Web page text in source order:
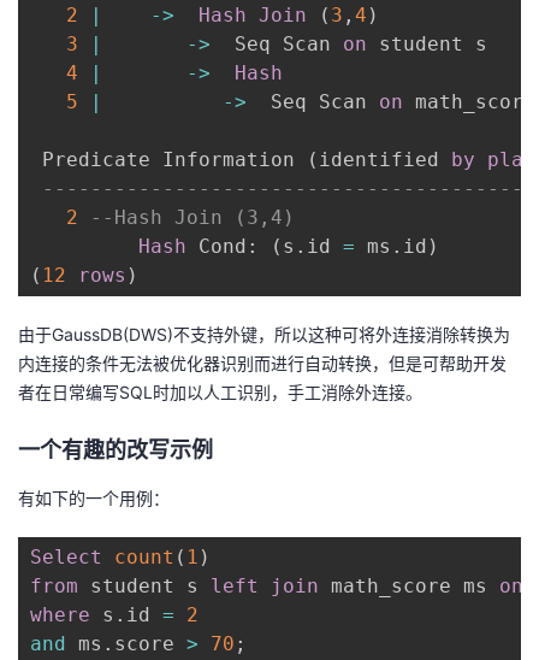
2
| -> Hash Join ( 3 , 4 )
3
| ->
  Seq Scan
on
4
| ->
Hash
5
| ->
  Seq Scan
on
Predicate Information ( identified by plan
2
--Hash Join (3,4)
Hash Cond: ( s . id = ms . id )
( 12 rows )
由于GaussDB(DWS)不支持外键，所以这种可将外连接消除转换为
内连接的条件无法被优化器识别而进行自动转换，但是可帮助开发
者在日常编写SQL时加以人工识别，手工消除外连接。
一个有趣的改写示例
有如下的一个用例：
Select count ( 1 )
from student s left join math_score ms on
where s . id =
2
and
ms . score > 70 ;